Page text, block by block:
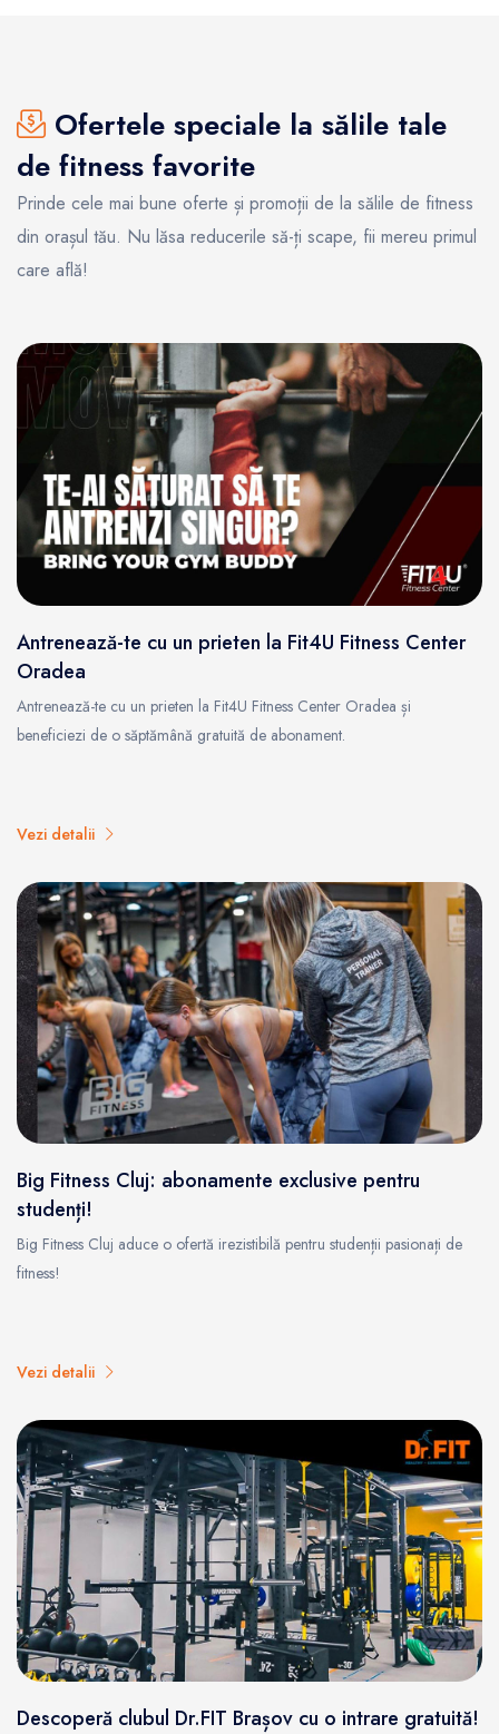
Ofertele speciale la sălile tale
de fitness favorite
Prinde cele mai bune oferte și promoții de la sălile de fitness
din orașul tău. Nu lăsa reducerile să-ți scape, fii mereu primul
care află!
Antrenează-te cu un prieten la Fit4U Fitness Center
Oradea
Antrenează-te cu un prieten la Fit4U Fitness Center Oradea și
beneficiezi de o săptămână gratuită de abonament.
Vezi detalii
Big Fitness Cluj: abonamente exclusive pentru
studenți!
Big Fitness Cluj aduce o ofertă irezistibilă pentru studenții pasionați de
fitness!
Vezi detalii
Descoperă clubul Dr.FIT Brașov cu o intrare gratuită!